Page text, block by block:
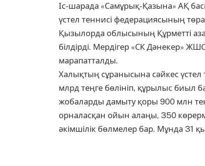
Іс-шарада «Самұрық-Қазына» АҚ
үстел теннисі федерациясының
Қызылорда облысының Құрметті
білдірді. Мердігер «СК Дәнекер»
марапатталды.
Халықтың сұранысына сәйкес
млрд теңге бөлініп, құрылыс биыл
жобаларды дамыту қоры 900 млн
орналасқан ойын алаңы, 350
әкімшілік бөлмелер бар. Мұнда 31